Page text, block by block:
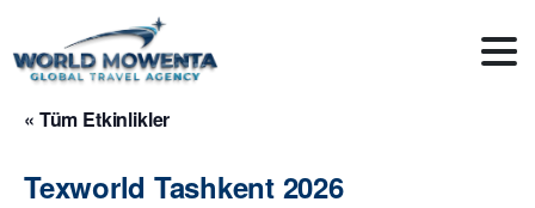
« Tüm Etkinlikler
Texworld Tashkent 2026